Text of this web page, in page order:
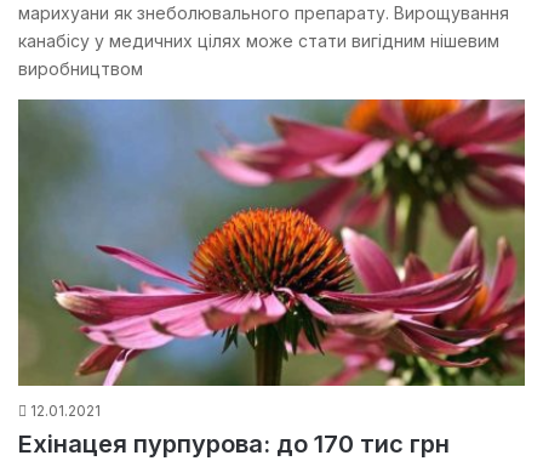
марихуани як знеболювального препарату. Вирощування
канабісу у медичних цілях може стати вигідним нішевим
виробництвом
12.01.2021
Ехінацея пурпурова: до 170 тис грн